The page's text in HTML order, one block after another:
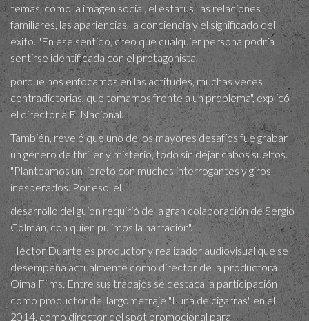
temas, como la imagen social, el estatus, las relaciones
familiares, las apariencias, la conciencia y el significado del
éxito. "En ese sentido, creo que cualquier persona podría
sentirse identificada con el protagonista,
porque nos enfocamos en las actitudes, muchas veces
contradictorias, que tomamos frente a un problema", explicó
el director a El Nacional.
También, reveló que uno de los mayores desafíos fue grabar
un género de thriller y misterio, todo sin dejar cabos sueltos.
"Planteamos un libreto con muchos interrogantes y giros
inesperados. Por eso, el
desarrollo del guion requirió de la gran colaboración de Sergio
Colmán, con quien pulimos la narración".
Héctor Duarte es productor y realizador audiovisual que se
desempeña actualmente como director de la productora
Oima Films. Entre sus trabajos se destaca la participación
como productor del largometraje "Luna de cigarras" en el
2014, como director del spot promocional para